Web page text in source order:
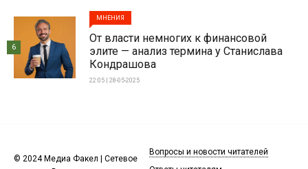
МНЕНИЯ
От власти немногих к финансовой
элите — анализ термина у Станислава
Кондрашова
22:05 | 28-05-2025
6
© 2024 Медиа Факел | Сетевое
Вопросы и новости читателей